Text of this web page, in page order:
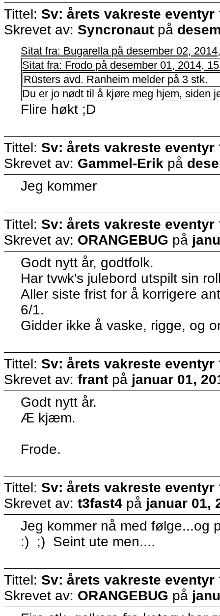
Tittel: Sv: årets vakreste eventyr
Skrevet av: Syncronaut på
Sitat fra: Bugarella på desember 02,
Sitat fra: Frodo på desember 01, 2014,
Rüsters avd. Ranheim melder på 3 stk.
Du er jo nødt til å kjøre meg hjem, siden
Flire høkt ;D
Tittel: Sv: årets vakreste eventyr
Skrevet av: Gammel-Erik på
Jeg kommer
Tittel: Sv: årets vakreste eventyr
Skrevet av: ORANGEBUG på
Godt nytt år, godtfolk.
Har tvwk's julebord utspilt sin
Aller siste frist for å korrigere
6/1.
Gidder ikke å vaske, rigge, og
Tittel: Sv: årets vakreste eventyr
Skrevet av: frant på januar 01,
Godt nytt år.
Æ kjæm.
Frode.
Tittel: Sv: årets vakreste eventyr
Skrevet av: t3fast4 på januar 01,
Jeg kommer nå med følge...og
:) ;) Seint ute men....
Tittel: Sv: årets vakreste eventyr
Skrevet av: ORANGEBUG på